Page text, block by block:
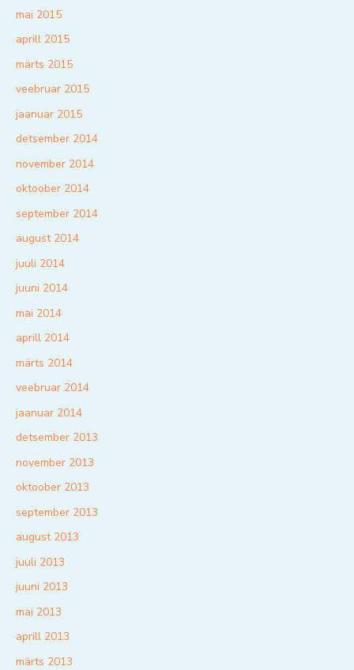
mai 2015
aprill 2015
märts 2015
veebruar 2015
jaanuar 2015
detsember 2014
november 2014
oktoober 2014
september 2014
august 2014
juuli 2014
juuni 2014
mai 2014
aprill 2014
märts 2014
veebruar 2014
jaanuar 2014
detsember 2013
november 2013
oktoober 2013
september 2013
august 2013
juuli 2013
juuni 2013
mai 2013
aprill 2013
märts 2013